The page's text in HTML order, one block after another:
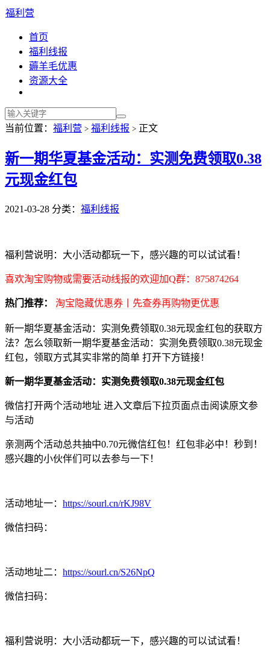
福利营
首页
福利线报
薅羊毛优惠
资源大全
当前位置： 福利营 > 福利线报 > 正文
新一期华夏基金活动：实测免费领取0.38
元现金红包
2021-03-28 分类： 福利线报
福利营说明：大小活动都玩一下，感兴趣的可以试试看！
喜欢淘宝购物或需要活动线报的欢迎加Q群：875874264
热门推荐： 淘宝隐藏优惠券丨先查券再购物更优惠
新一期华夏基金活动：实测免费领取0.38元现金红包的获取方
法？怎么领取新一期华夏基金活动：实测免费领取0.38元现金
红包，领取方式其实非常的简单 打开下方链接！
新一期华夏基金活动：实测免费领取0.38元现金红包
微信打开两个活动地址 进入文章后下拉页面点击阅读原文参
与活动
亲测两个活动总共抽中0.70元微信红包！红包非必中！秒到！
感兴趣的小伙伴们可以去参与一下！
活动地址一： https://sourl.cn/rKJ98V
微信扫码：
活动地址二： https://sourl.cn/S26NpQ
微信扫码：
福利营说明：大小活动都玩一下，感兴趣的可以试试看！